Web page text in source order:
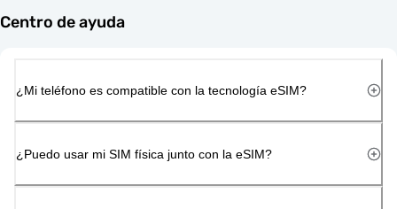
Centro de ayuda
¿Mi teléfono es compatible con la tecnología eSIM?
¿Puedo usar mi SIM física junto con la eSIM?